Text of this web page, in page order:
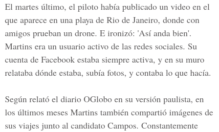
El martes último, el piloto había publicado un video en el
que aparece en una playa de Rio de Janeiro, donde con
amigos prueban un drone. E ironizó: 'Así anda bien'.
Martins era un usuario activo de las redes sociales. Su
cuenta de Facebook estaba siempre activa, y en su muro
relataba dónde estaba, subía fotos, y contaba lo que hacía.
Según relató el diario OGlobo en su versión paulista, en
los últimos meses Martins también compartió imágenes de
sus viajes junto al candidato Campos. Constantemente